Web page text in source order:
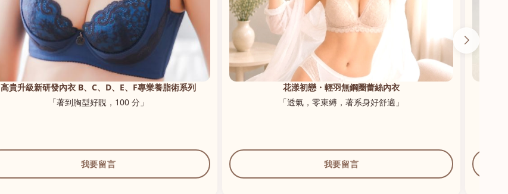
高貴升級新研發內衣 B、C、D、E、F專業養脂術系列
「著到胸型好靚，100 分」
我要留言
花漾初戀・輕羽無鋼圈蕾絲內衣
「透氣，零束縛，著系身好舒適」
我要留言